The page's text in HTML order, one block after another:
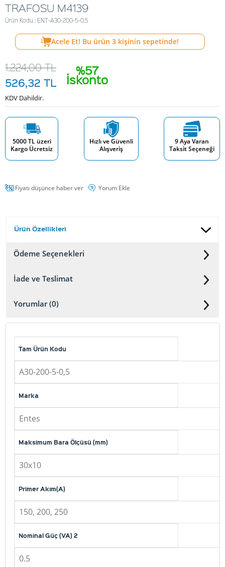
TRAFOSU M4139
Ürün Kodu : ENT-A30-200-5-0,5
Acele Et! Bu ürün 3 kişinin sepetinde!
%57
İskonto
1.224,00TL
526,32 TL
KDV Dahildir.
5000 TL üzeri
Kargo Ücretsiz
Hızlı ve Güvenli
Alışveriş
9 Aya Varan
Taksit Seçeneği
Fiyatı düşünce haber ver Yorum Ekle
Ürün Özellikleri
Ödeme Seçenekleri
İade ve Teslimat
Yorumlar (0)
Tam Ürün Kodu
A30-200-5-0,5
Marka
Entes
Maksimum Bara Ölçüsü (mm)
30x10
Primer Akım(A)
150, 200, 250
Nominal Güç (VA) 2
0.5